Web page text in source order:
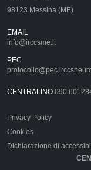
98123 Messina (ME)
EMAIL
info@irccsme.it
PEC
CENTRALINO 090
Privacy Policy
Cookies
Dichiarazione di